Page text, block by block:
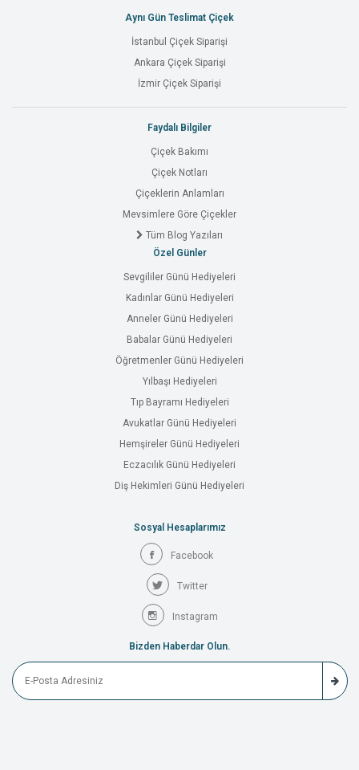
Aynı Gün Teslimat Çiçek
İstanbul Çiçek Siparişi
Ankara Çiçek Siparişi
İzmir Çiçek Siparişi
Faydalı Bilgiler
Çiçek Bakımı
Çiçek Notları
Çiçeklerin Anlamları
Mevsimlere Göre Çiçekler
Tüm Blog Yazıları
Özel Günler
Sevgililer Günü Hediyeleri
Kadınlar Günü Hediyeleri
Anneler Günü Hediyeleri
Babalar Günü Hediyeleri
Öğretmenler Günü Hediyeleri
Yılbaşı Hediyeleri
Tıp Bayramı Hediyeleri
Avukatlar Günü Hediyeleri
Hemşireler Günü Hediyeleri
Eczacılık Günü Hediyeleri
Diş Hekimleri Günü Hediyeleri
Sosyal Hesaplarımız
Facebook
Twitter
Instagram
Bizden Haberdar Olun.